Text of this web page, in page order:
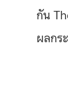
กัน
ผลกร